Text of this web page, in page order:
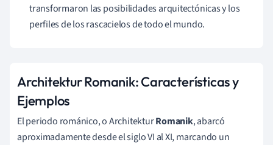
transformaron las posibilidades arquitectónicas y los
perfiles de los rascacielos de todo el mundo.
Architektur Romanik: Características y
Ejemplos
El periodo románico, o ArchitekturRomanik, abarcó
aproximadamente desde el siglo VI al XI, marcando un